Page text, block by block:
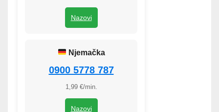
Nazovi
Njemačka
0900 5778 787
1,99 €/min.
Nazovi